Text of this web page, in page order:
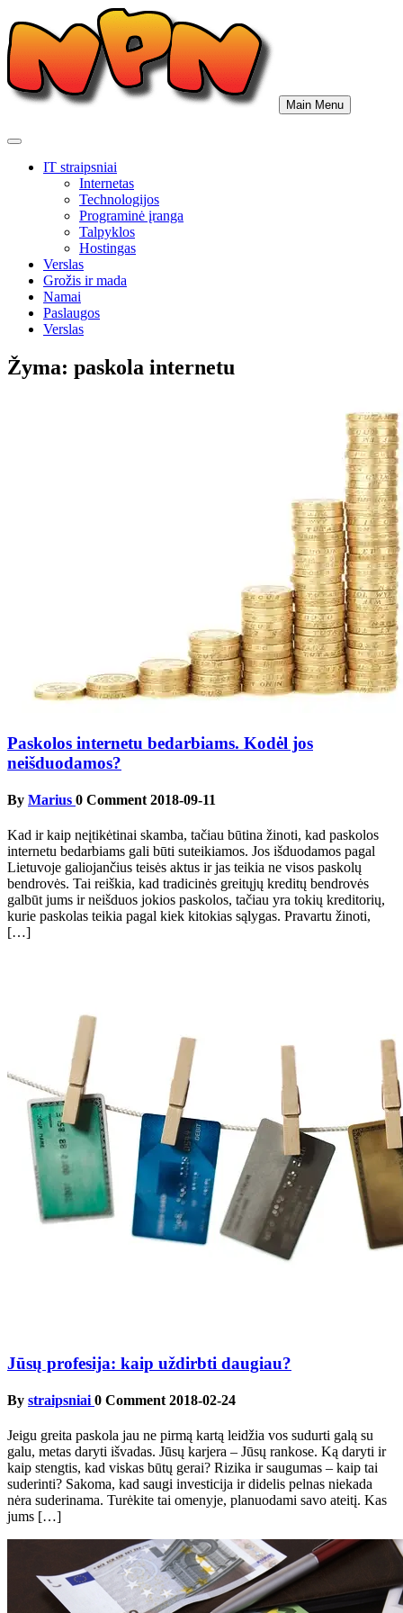
to
content
Main Menu
IT straipsniai
Internetas
Technologijos
Programinė įranga
Talpyklos
Hostingas
Verslas
Grožis ir mada
Namai
Paslaugos
Verslas
Žyma: paskola internetu
Paskolos internetu bedarbiams. Kodėl jos
neišduodamos?
By Marius 0 Comment 2018-09-11
Kad ir kaip neįtikėtinai skamba, tačiau būtina žinoti, kad paskolos
internetu bedarbiams gali būti suteikiamos. Jos išduodamos pagal
Lietuvoje galiojančius teisės aktus ir jas teikia ne visos paskolų
bendrovės. Tai reiškia, kad tradicinės greitųjų kreditų bendrovės
galbūt jums ir neišduos jokios paskolos, tačiau yra tokių kreditorių,
kurie paskolas teikia pagal kiek kitokias sąlygas. Pravartu žinoti,
[…]
Jūsų profesija: kaip uždirbti daugiau?
By straipsniai 0 Comment 2018-02-24
Jeigu greita paskola jau ne pirmą kartą leidžia vos sudurti galą su
galu, metas daryti išvadas. Jūsų karjera – Jūsų rankose. Ką daryti ir
kaip stengtis, kad viskas būtų gerai? Rizika ir saugumas – kaip tai
suderinti? Sakoma, kad saugi investicija ir didelis pelnas niekada
nėra suderinama. Turėkite tai omenyje, planuodami savo ateitį. Kas
jums […]